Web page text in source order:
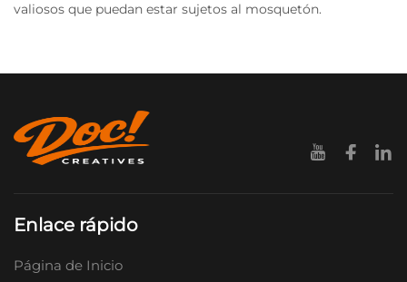
valiosos que puedan estar sujetos al mosquetón.
Enlace rápido
Página de Inicio